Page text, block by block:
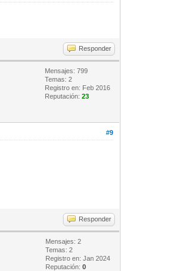
Responder
Mensajes: 799
Temas: 2
Registro en: Feb 2016
Reputación:23
#9
Responder
Mensajes: 2
Temas: 2
Registro en: Jan 2024
Reputación:0